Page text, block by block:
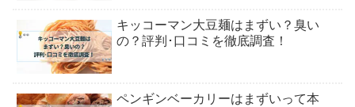
キッコーマン大豆麺はまずい？臭い
の？評判･口コミを徹底調査！
ペンギンベーカリーはまずいって本